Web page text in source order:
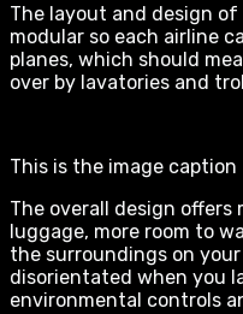
The layout and design
modular so each airline
planes, which should
over by lavatories and
This is the image caption
The overall design offers
luggage, more room to
the surroundings on
disorientated when you
environmental controls